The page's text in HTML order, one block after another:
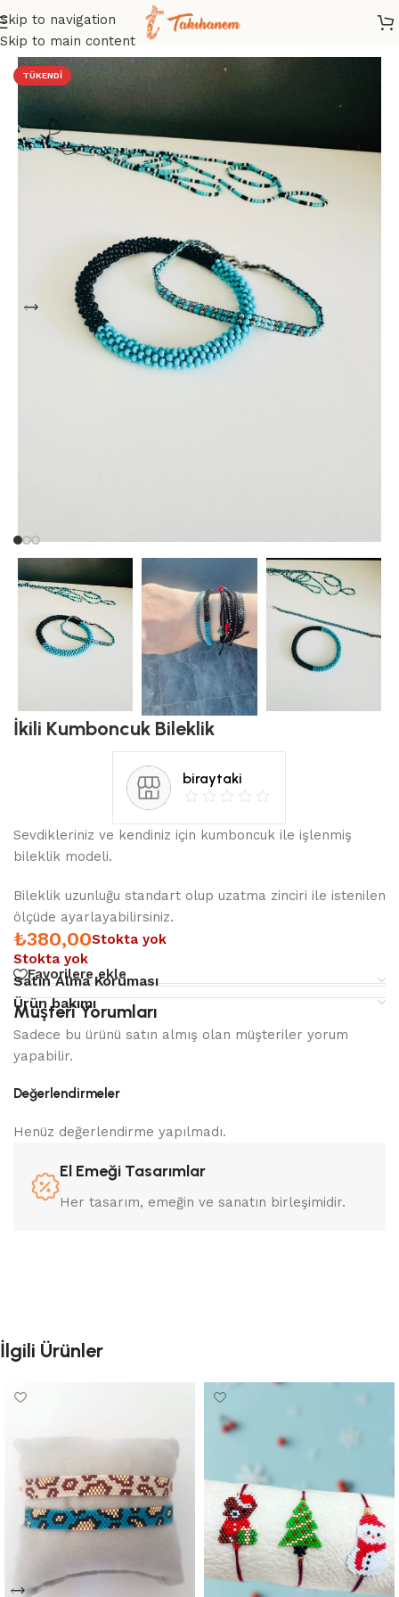
Skip to navigation
Skip to main content
Ana Sayfa/ Mağaza Bileklik
TÜKENDI
İkili Kumboncuk Bileklik
biraytaki
Sevdikleriniz ve kendiniz için kumboncuk ile işlenmiş
bileklik modeli.
Bileklik uzunluğu standart olup uzatma zinciri ile istenilen
ölçüde ayarlayabilirsiniz.
₺380,00Stokta yok
Stokta yok
Favorilere ekle
Satın Alma Koruması
Ürün bakımı
Müşteri Yorumları
Değerlendirmeler
Henüz değerlendirme yapılmadı.
Sadece bu ürünü satın almış olan müşteriler yorum
yapabilir.
El Emeği Tasarımlar
Her tasarım, emeğin ve sanatın birleşimidir.
İlgili Ürünler